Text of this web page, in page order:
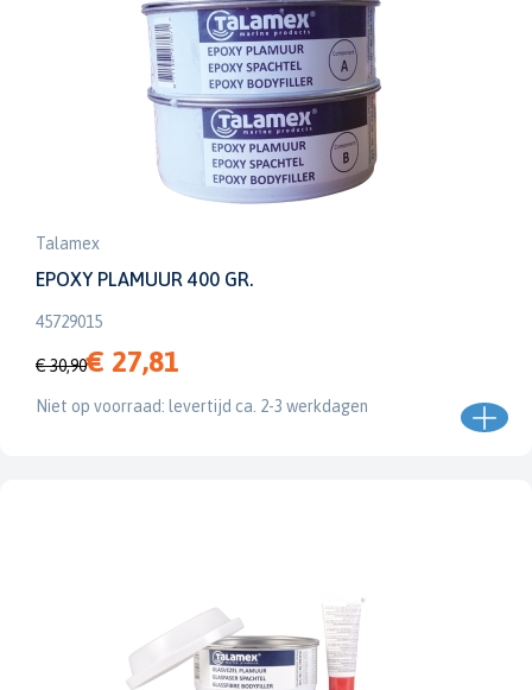
Talamex
EPOXY PLAMUUR 400 GR.
45729015
€ 30,90€ 27,81
Niet op voorraad: levertijd ca. 2-3 werkdagen